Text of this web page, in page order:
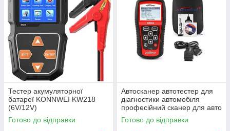
Тестер акумуляторної
батареї KONNWEI KW218
(6V/12V)
Готово до відправки
Автосканер автотестер для
діагностики автомобіля
професійний сканер для авто
OBDII/EOBD Konnwei KW808
Готово до відправки